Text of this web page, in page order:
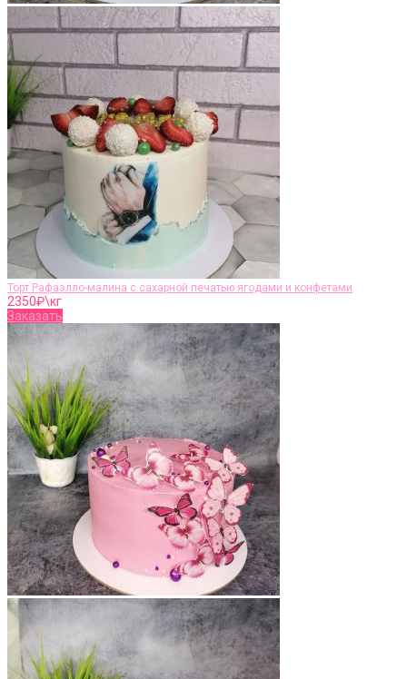
Торт Рафаэлло-малина с сахарной печатью ягодами и конфетами
2350₽\кг
Заказать